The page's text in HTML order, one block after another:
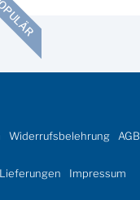
Widerrufsbelehrung AGB
Impressum